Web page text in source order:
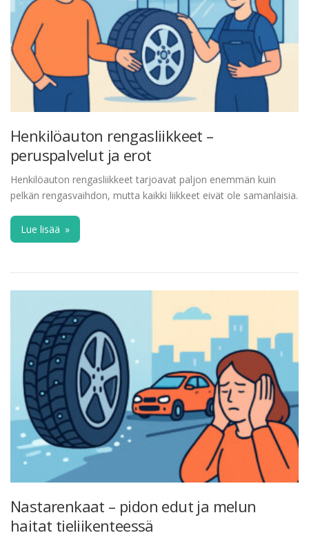
Henkilöauton rengasliikkeet –
peruspalvelut ja erot
Henkilöauton rengasliikkeet tarjoavat paljon enemmän kuin
pelkän rengasvaihdon, mutta kaikki liikkeet eivät ole samanlaisia.
Lue lisää »
Nastarenkaat – pidon edut ja melun
haitat tieliikenteessä